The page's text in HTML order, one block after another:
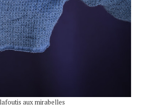
aux mirabelles